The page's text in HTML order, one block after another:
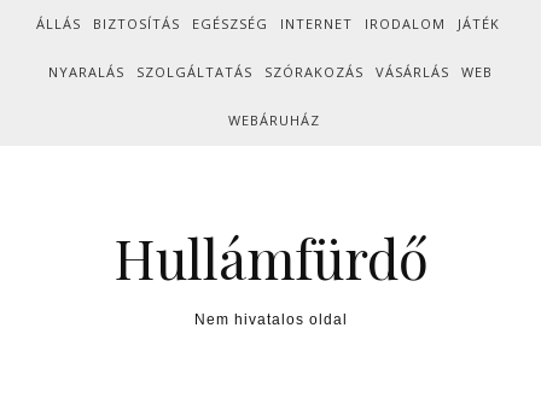
Skip to content
ÁLLÁS BIZTOSÍTÁS EGÉSZSÉG INTERNET IRODALOM JÁTÉK
NYARALÁS SZOLGÁLTATÁS SZÓRAKOZÁS VÁSÁRLÁS WEB
WEBÁRUHÁZ
Hullámfürdő
Nem hivatalos oldal